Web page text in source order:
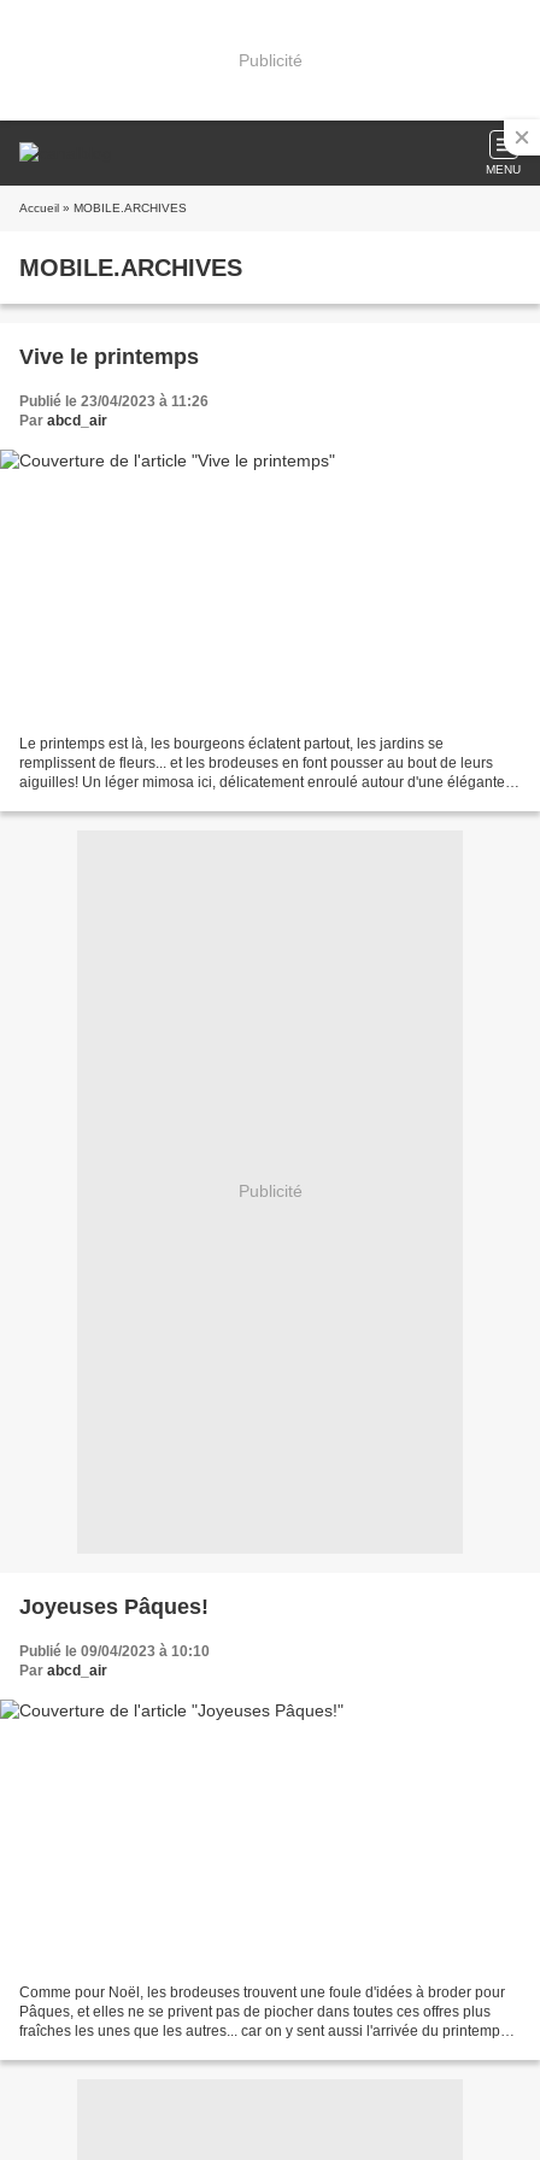
Publicité
MENU
Accueil » MOBILE.ARCHIVES
MOBILE.ARCHIVES
Vive le printemps
Publié le 23/04/2023 à 11:26
Par abcd_air
Le printemps est là, les bourgeons éclatent partout, les jardins se
remplissent de fleurs... et les brodeuses en font pousser au bout de leurs
aiguilles! Un léger mimosa ici, délicatement enroulé autour d'une élégante
Publicité
Joyeuses Pâques!
Publié le 09/04/2023 à 10:10
Par abcd_air
Comme pour Noël, les brodeuses trouvent une foule d'idées à broder pour
Pâques, et elles ne se privent pas de piocher dans toutes ces offres plus
fraîches les unes que les autres... car on y sent aussi l'arrivée du printemps!